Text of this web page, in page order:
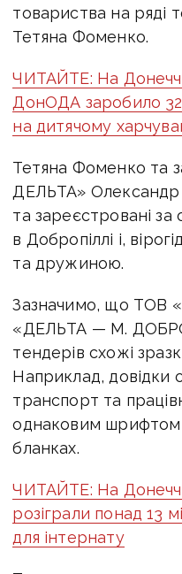
товариства на ряді
Тетяна Фоменко.
ЧИТАЙТЕ: На
ДонОДА заробило
на дитячому
Тетяна Фоменко та
ДЕЛЬТА»
та зареєстровані
в Добропіллі і,
та дружиною.
Зазначимо, що ТОВ
«ДЕЛЬТА — М.
тендерів схожі
Наприклад, довідки
транспорт та
однаковим шрифтом
бланках.
ЧИТАЙТЕ: На
розіграли понад 13
для інтернату